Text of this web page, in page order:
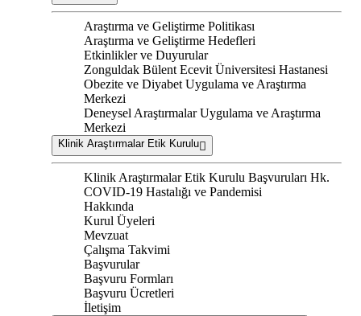
Araştırma ve Geliştirme Politikası
Araştırma ve Geliştirme Hedefleri
Etkinlikler ve Duyurular
Zonguldak Bülent Ecevit Üniversitesi Hastanesi
Obezite ve Diyabet Uygulama ve Araştırma
Merkezi
Deneysel Araştırmalar Uygulama ve Araştırma
Merkezi
Klinik Araştırmalar Etik Kurulu
Klinik Araştırmalar Etik Kurulu Başvuruları Hk.
COVID-19 Hastalığı ve Pandemisi
Hakkında
Kurul Üyeleri
Mevzuat
Çalışma Takvimi
Başvurular
Başvuru Formları
Başvuru Ücretleri
İletişim